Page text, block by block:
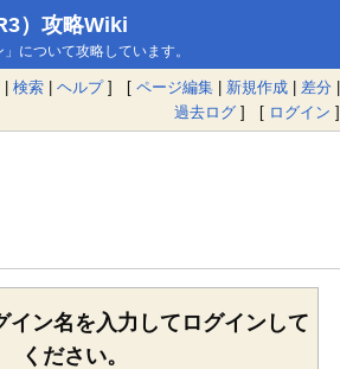
）攻略Wiki
について攻略しています。
| 検索 | ヘルプ] [ ページ編集 | 新規作成 | 差分 |
過去ログ ] [ ログイン ]
イン名を入力してログインして
ください。